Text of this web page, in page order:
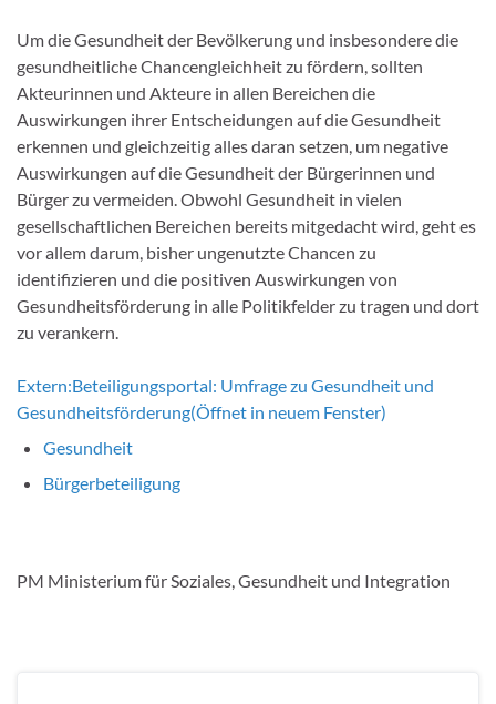
Um die Gesundheit der Bevölkerung und insbesondere die
gesundheitliche Chancengleichheit zu fördern, sollten
Akteurinnen und Akteure in allen Bereichen die
Auswirkungen ihrer Entscheidungen auf die Gesundheit
erkennen und gleichzeitig alles daran setzen, um negative
Auswirkungen auf die Gesundheit der Bürgerinnen und
Bürger zu vermeiden. Obwohl Gesundheit in vielen
gesellschaftlichen Bereichen bereits mitgedacht wird, geht es
vor allem darum, bisher ungenutzte Chancen zu
identifizieren und die positiven Auswirkungen von
Gesundheitsförderung in alle Politikfelder zu tragen und dort
zu verankern.
Extern:Beteiligungsportal: Umfrage zu Gesundheit und
Gesundheitsförderung(Öffnet in neuem Fenster)
Gesundheit
Bürgerbeteiligung
PM Ministerium für Soziales, Gesundheit und Integration